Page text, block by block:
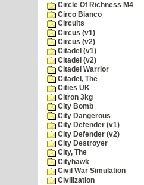
Circle Of Richness M4
Circo Bianco
Circuits
Circus (v1)
Circus (v2)
Citadel (v1)
Citadel (v2)
Citadel Warrior
Citadel, The
Cities UK
Citron 3kg
City Bomb
City Dangerous
City Defender (v1)
City Defender (v2)
City Destroyer
City, The
Cityhawk
Civil War Simulation
Civilization